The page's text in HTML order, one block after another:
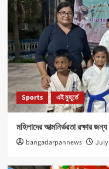
Sports এই মুহূর্তে
মহিলাদের আত্মনির্ভরতা রক্ষার
bangadarpannews July